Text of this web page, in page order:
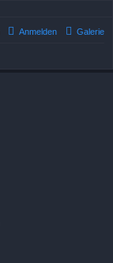
Galerie
Anmelden